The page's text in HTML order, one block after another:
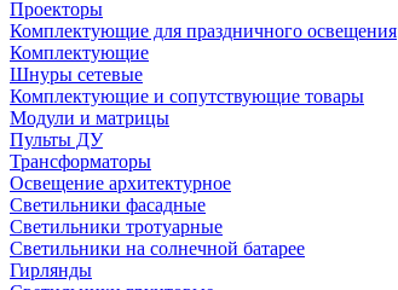
Проекторы
Комплектующие для праздничного освещения
Комплектующие
Шнуры сетевые
Комплектующие и сопутствующие товары
Модули и матрицы
Пульты ДУ
Трансформаторы
Освещение архитектурное
Светильники фасадные
Светильники тротуарные
Светильники на солнечной батарее
Гирлянды